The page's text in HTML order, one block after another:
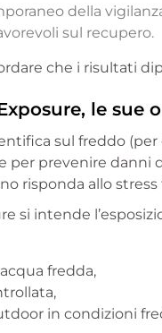
della
sul recupero.
che i risultati
Exposure, le
sul freddo
per prevenire danni
risponda allo
si intende
fredda,
in condizioni